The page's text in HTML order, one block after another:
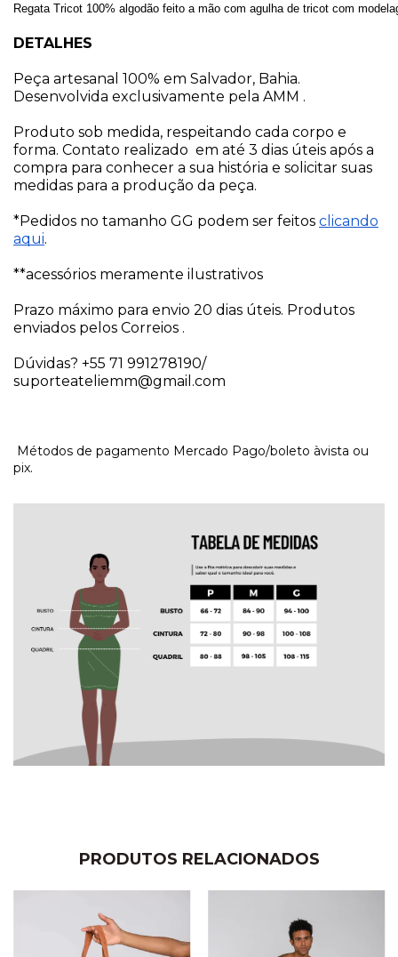
Regata Tricot 100% algodão feito a mão com agulha de tricot com
DETALHES
Peça artesanal 100% em Salvador, Bahia.
Desenvolvida exclusivamente pela AMM .
Produto sob medida, respeitando cada corpo e
forma. Contato realizado em até 3 dias úteis após a
compra para conhecer a sua história e solicitar suas
medidas para a produção da peça.
*Pedidos no tamanho GG podem ser feitos clicando
aqui.
**acessórios meramente ilustrativos
Prazo máximo para envio 20 dias úteis. Produtos
enviados pelos Correios .
Dúvidas? +55 71 991278190/
suporteateliemm@gmail.com
Métodos de pagamento Mercado Pago/boleto àvista ou
pix.
PRODUTOS RELACIONADOS